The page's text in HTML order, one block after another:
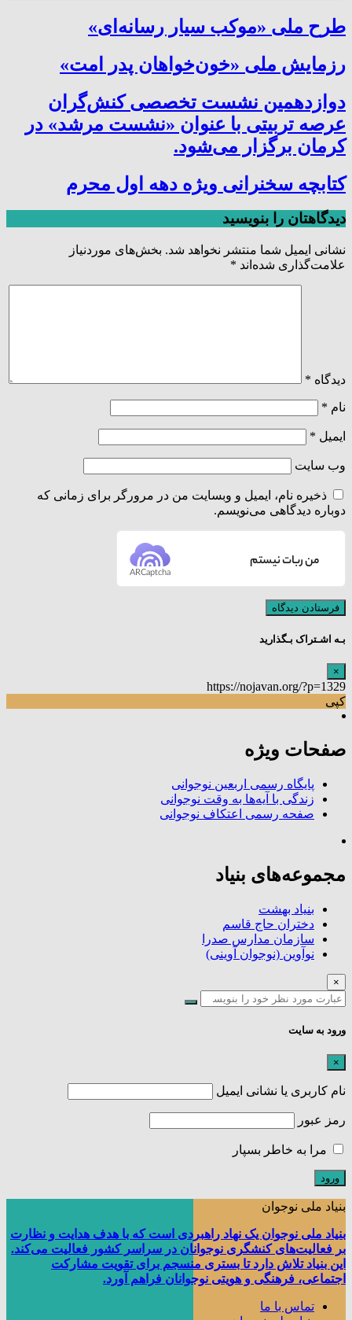
طرح ملی «موکب سیار رسانه‌ای»
رزمایش ملی «خون‌خواهان پدر امت»
دوازدهمین نشست تخصصی کنش‌گران
عرصه تربیتی با عنوان «نشست مرشد» در
کرمان برگزار می‌شود.
کتابچه سخنرانی ویژه دهه اول محرم
دیدگاهتان را بنویسید
نشانی ایمیل شما منتشر نخواهد شد. بخش‌های موردنیاز
علامت‌گذاری شده‌اند *
دیدگاه *
نام *
ایمیل *
وب‌ سایت
ذخیره نام، ایمیل و وبسایت من در مرورگر برای زمانی که
دوباره دیدگاهی می‌نویسم.
من ربات نیستم
ARCaptcha
بـه اشـتراک بـگذارید
×
https://nojavan.org/?p=1329
کپی
صفحات ویژه
پایگاه رسمی اربعین نوجوانی
زندگی با آیه‌ها به وقت نوجوانی
صفحه رسمی اعتکاف نوجوانی
مجموعه‌های بنیاد
بنیاد بهشت
دختران حاج قاسم
سازمان مدارس صدرا
نوآوین (نوجوان آوینی)
×
ورود به سایت
×
نام کاربری یا نشانی ایمیل
رمز عبور
مرا به خاطر بسپار
بنیاد ملی نوجوان
بنیاد ملی نوجوان یک نهاد راهبردی است که با هدف هدایت و نظارت
بر فعالیت‌های کنشگری نوجوانان در سراسر کشور فعالیت می‌کند.
این بنیاد تلاش دارد تا بستری منسجم برای تقویت مشارکت
اجتماعی، فرهنگی و هویتی نوجوانان فراهم آورد.
تماس با ما